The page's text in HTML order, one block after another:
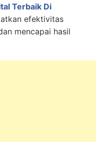
Terbaik Di
efektivitas
mencapai hasil